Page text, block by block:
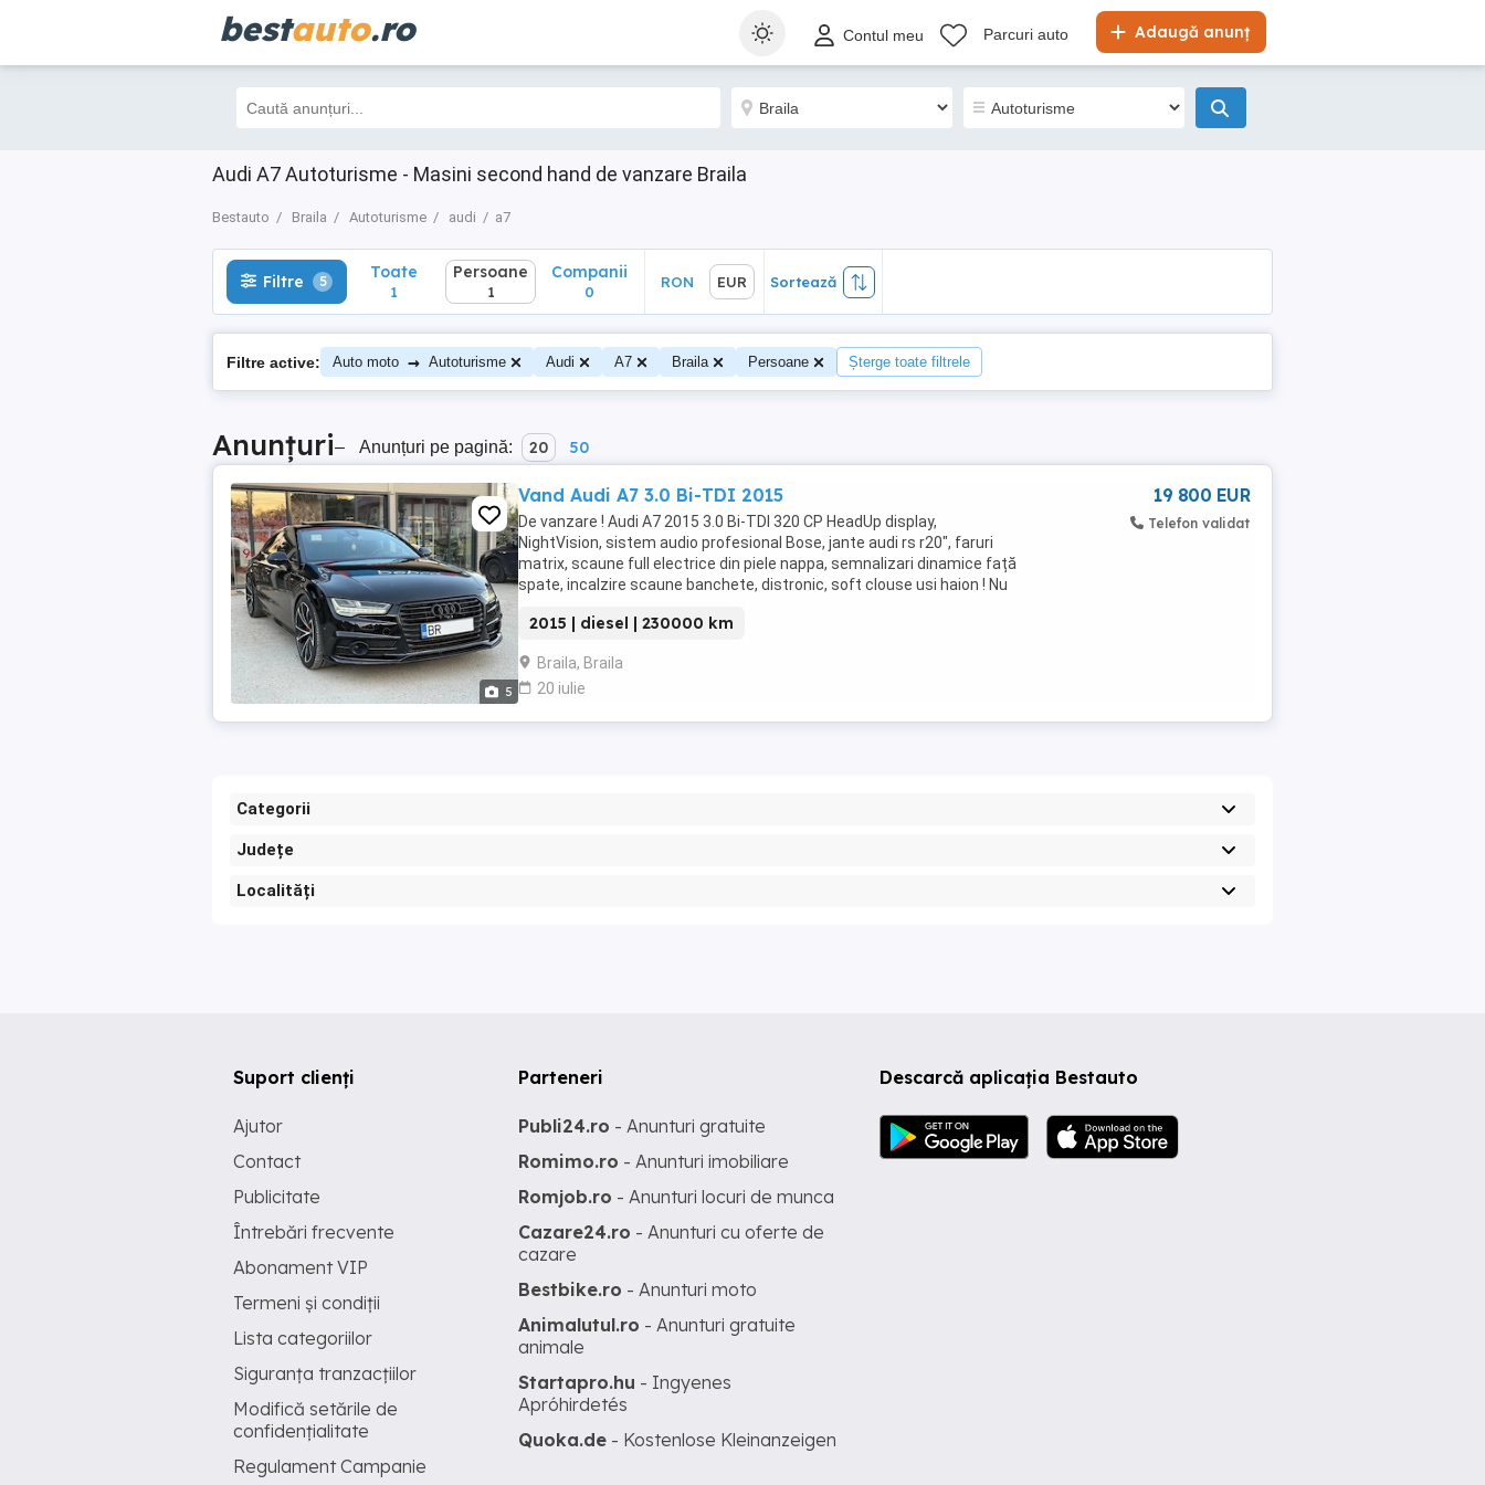
bestauto.ro Adaugă anunț
Contul meu Parcuri auto
Audi A7 Autoturisme - Masini second hand de vanzare Braila
Bestauto Braila Autoturisme audi a7
Filtre 5 Toate
1
Sortează
Filtre 5 Toate
1
Persoane
1
Companii
0
RON EUR Sortează
Filtre active: Auto moto → Autoturisme Audi A7 Braila Persoane Șterge toate filtrele
Anunțuri– Anunțuri pe pagină: 20 50
5
Vand Audi A7 3.0 Bi-TDI 2015
De vanzare ! Audi A7 2015 3.0 Bi-TDI 320 CP HeadUp display,
NightVision, sistem audio profesional Bose, jante audi rs r20", faruri
matrix, scaune full electrice din piele nappa, semnalizari dinamice față
spate, incalzire scaune banchete, distronic, soft clouse usi haion ! Nu
2015 | diesel | 230000 km
Braila, Braila
20 iulie
19 800 EUR
Telefon validat
Categorii
Județe
Localități
Descarcă aplicația Bestauto
Suport clienți
Ajutor
Contact
Publicitate
Întrebări frecvente
Abonament VIP
Termeni și condiții
Lista categoriilor
Siguranța tranzacțiilor
Modifică setările de
confidențialitate
Regulament Campanie
Parteneri
Publi24.ro - Anunturi gratuite
Romimo.ro - Anunturi imobiliare
Romjob.ro - Anunturi locuri de munca
Cazare24.ro - Anunturi cu oferte de
cazare
Bestbike.ro - Anunturi moto
Animalutul.ro - Anunturi gratuite
animale
Startapro.hu - Ingyenes
Apróhirdetés
Quoka.de - Kostenlose Kleinanzeigen